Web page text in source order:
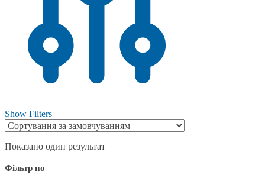
Show Filters
Показано один результат
Фільтр по